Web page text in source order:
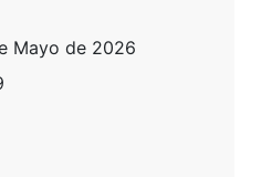
Mayo de 2026